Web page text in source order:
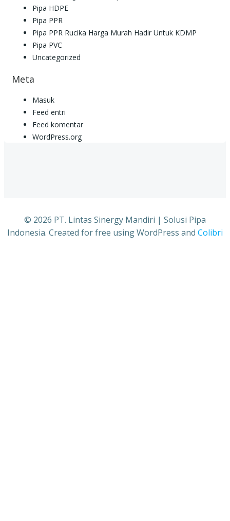
Pipa HDPE
Pipa PPR
Pipa PPR Rucika Harga Murah Hadir Untuk KDMP
Pipa PVC
Uncategorized
Meta
Masuk
Feed entri
Feed komentar
WordPress.org
© 2026 PT. Lintas Sinergy Mandiri | Solusi Pipa
Indonesia. Created for free using WordPress and Colibri